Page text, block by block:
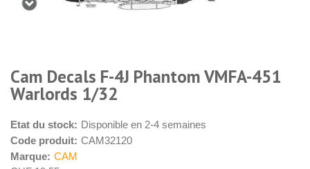
Cam Decals F-4J Phantom VMFA-451
Warlords 1/32
Etat du stock: Disponible en 2-4 semaines
Code produit: CAM32120
Marque: CAM